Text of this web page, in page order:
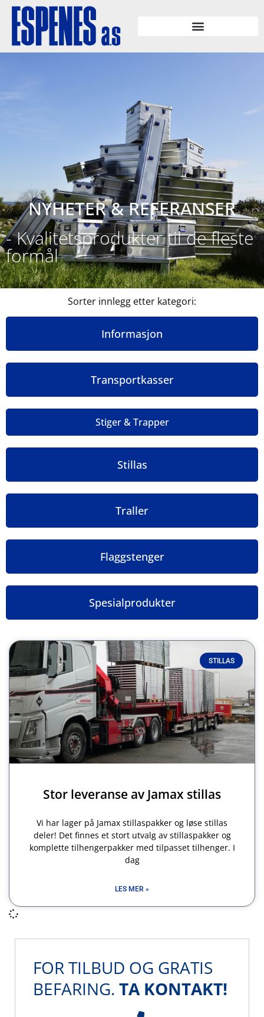
NYHETER & REFERANSER
- Kvalitetsprodukter til de fleste
formål
Sorter innlegg etter kategori:
Informasjon
Transportkasser
Stiger & Trapper
Stillas
Traller
Flaggstenger
Spesialprodukter
STILLAS
Stor leveranse av Jamax stillas
Vi har lager på Jamax stillaspakker og løse stillas
deler! Det finnes et stort utvalg av stillaspakker og
komplette tilhengerpakker med tilpasset tilhenger. I
dag
LES MER »
FOR TILBUD OG GRATIS
BEFARING. TA KONTAKT!